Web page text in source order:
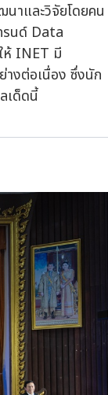
าและวิจัยโดยคน
รนด์ Data
ห้ INET มี
งต่อเนื่อง ซึ่งนัก
เด็ดนี้